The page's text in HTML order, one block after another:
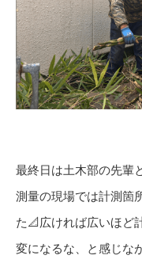
最終日は土木部の先輩
測量の現場では計測箇
た📐広ければ広いほど
変になるな、と感じな